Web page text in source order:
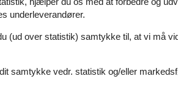
skaber de perfekte rammer for en
en dukkert, når lysten melder sig.
naturen til fods eller på cykel. Tæt på
Nordjyllands bedste golfbaner inden for
og det populære Nordsøen
afhentes direkte på bureauet og
underleverandører.
(ud over statistik) samtykke til, at vi må
samtykke vedr. statistik og/eller